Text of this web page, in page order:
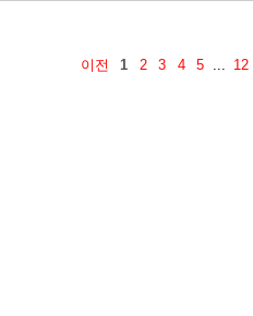
이전 1 2 3 4 5 12